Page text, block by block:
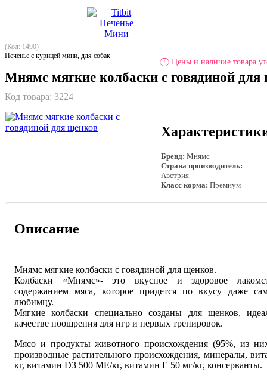
(Код: 1490)
Печенье с курицей мини, для собак
! Цены и наличие товара
Мнямс мягкие колбаски с говядиной для
Код товара: 3224
Бренд: Мнямс
Страна производитель:
Австрия
Класс корма: Премиум
Описание
Мнямс мягкие колбаски с говядиной для щенков.
Колбаски «Мнямс»- это вкусное и здоровое
содержанием мяса, которое придется по вкусу даже
любимцу.
Мягкие колбаски специально созданы для щенков,
качестве поощрения для игр и первых тренировок.
Мясо и продукты животного происхождения (95%, из
производные растительного происхождения, минералы,
кг, витамин D3 500 ME/кг, витамин Е 50 мг/кг, консерванты.